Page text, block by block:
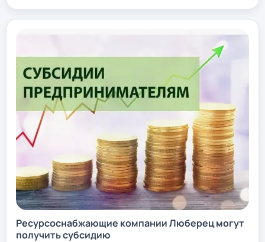
Ресурсоснабжающие компании Люберец могут
получить субсидию